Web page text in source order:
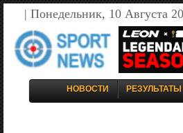
| Понедельник, 10 Августа
НОВОСТИ